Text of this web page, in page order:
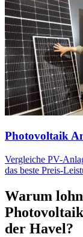
Photovoltaik
Vergleiche PV-
das beste Preis-
Warum
der Havel?